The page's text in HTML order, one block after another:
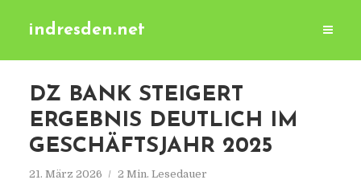
indresden.net
DZ BANK STEIGERT
ERGEBNIS DEUTLICH IM
GESCHÄFTSJAHR 2025
21. März 2026 2 Min. Lesedauer